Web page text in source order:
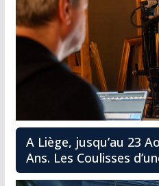
A Liège, jusqu’au 23
Ans. Les Coulisses